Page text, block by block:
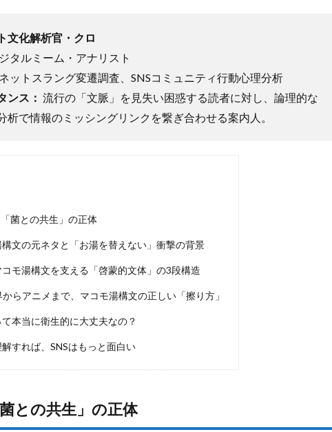
文化解析官・クロ
タルミーム・アナリスト
ネットスラング変遷調査、SNSコミュニティ行動心理分析
ンス： 流行の「文脈」を見失い困惑する読者に対し、論理的な
析で情報のミッシングリンクを繋ぎ合わせる案内人。
菌との共生」の正体
構文の元ネタと「お湯を替えない」衝撃の背景
モ湯構文を支える「啓蒙的文体」の3段構造
らアニメまで、マコモ湯構文の正しい「擦り方」
本当に衛生的に大丈夫なの？
すれば、SNSはもっと面白い
との共生」の正体